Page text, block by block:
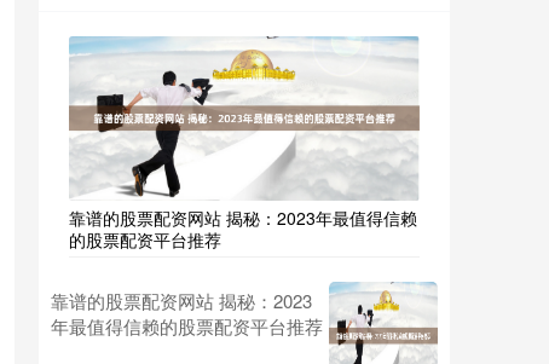
靠谱的股票配资网站 揭秘：2023年最值得信赖
的股票配资平台推荐
靠谱的股票配资网站 揭秘：2023
年最值得信赖的股票配资平台推荐